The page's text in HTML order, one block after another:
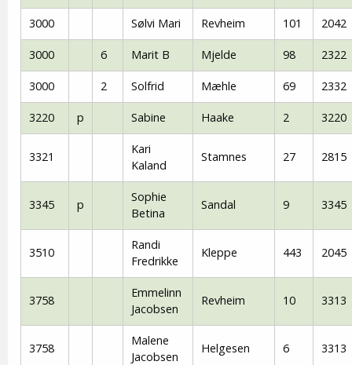
3000 Sølvi Mari Revheim 101 2042
3000 6 Marit B Mjelde 98 2322
3000 2 Solfrid Mæhle 69 2332
3220 p Sabine Haake 2 3220
3321
Kari
Kaland
Stamnes 27 2815
3345 p
Sophie
Betina
Sandal 9 3345
3510
Randi
Fredrikke
Kleppe 443 2045
3758
Emmelinn
Jacobsen
Revheim 10 3313
3758
Malene
Jacobsen
Helgesen 6 3313